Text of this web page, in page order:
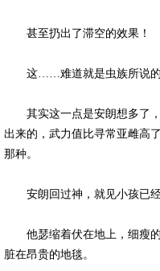
甚至扔出了滞空的效果！
这……难道就是虫族所说的
其实这一点是安朗想多了，
出来的，武力值比寻常亚雌高
那种。
安朗回过神，就见小孩已经
他瑟缩着伏在地上，细瘦的
脏在昂贵的地毯。